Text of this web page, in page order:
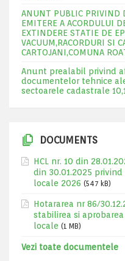
ANUNT PUBLIC PRIVIND
EMITERE A ACORDULUI
EXTINDERE STATIE DE
VACUUM,RACORDURI SI
CARTOJANI,COMUNA
Anunt prealabil privind
documentelor tehnice
sectoarele cadastrale
DOCUMENTS
HCL nr. 10 din
din 30.01.2025
locale 2026 (547 kB)
Hotararea nr 86/
stabilirea si
locale (1 MB)
Vezi toate documentele